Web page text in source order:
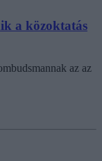
a közoktatás
az az